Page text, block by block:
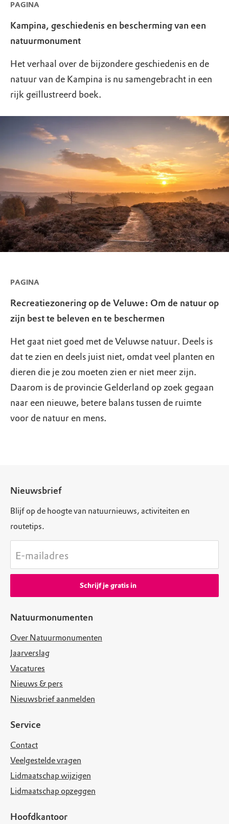
PAGINA
Kampina, geschiedenis en bescherming van een
natuurmonument
Het verhaal over de bijzondere geschiedenis en de
natuur van de Kampina is nu samengebracht in een
rijk geïllustreerd boek.
PAGINA
Recreatiezonering op de Veluwe: Om de natuur op
zijn best te beleven en te beschermen
Het gaat niet goed met de Veluwse natuur. Deels is
dat te zien en deels juist niet, omdat veel planten en
dieren die je zou moeten zien er niet meer zijn.
Daarom is de provincie Gelderland op zoek gegaan
naar een nieuwe, betere balans tussen de ruimte
voor de natuur en mens.
Natuurmonumenten
Over Natuurmonumenten
Jaarverslag
Vacatures
Nieuws & pers
Nieuwsbrief aanmelden
Service
Contact
Veelgestelde vragen
Lidmaatschap wijzigen
Lidmaatschap opzeggen
Hoofdkantoor
Nieuwsbrief
Blijf op de hoogte van natuurnieuws, activiteiten en
routetips.
E-mailadres
Schrijf je gratis in